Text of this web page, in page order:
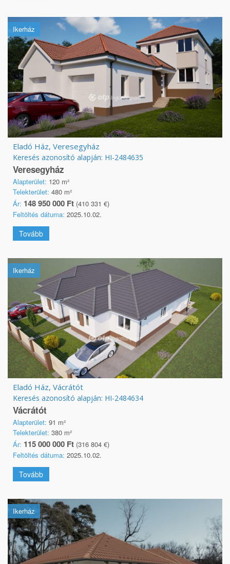
Ikerház
Eladó Ház, Veresegyház
Keresés azonosító alapján: HI-2484635
Veresegyház
Alapterület: 120 m²
Telekterület: 480 m²
Ár: 148 950 000 Ft (410 331 €)
Feltöltés dátuma: 2025.10.02.
Tovább
Ikerház
Eladó Ház, Vácrátót
Keresés azonosító alapján: HI-2484634
Vácrátót
Alapterület: 91 m²
Telekterület: 380 m²
Ár: 115 000 000 Ft (316 804 €)
Feltöltés dátuma: 2025.10.02.
Tovább
Ikerház